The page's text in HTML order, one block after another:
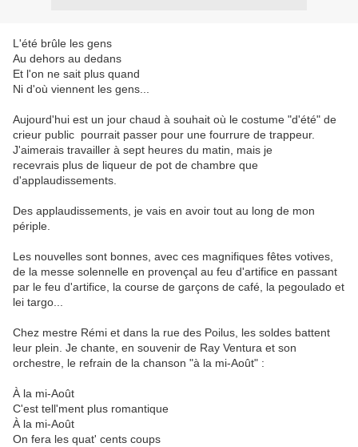
L'été brûle les gens
Au dehors au dedans
Et l'on ne sait plus quand
Ni d'où viennent les gens...
Aujourd'hui est un jour chaud à souhait où le costume "d'été" de
crieur public pourrait passer pour une fourrure de trappeur.
J'aimerais travailler à sept heures du matin, mais je
recevrais plus de liqueur de pot de chambre que
d'applaudissements.
Des applaudissements, je vais en avoir tout au long de mon
périple.
Les nouvelles sont bonnes, avec ces magnifiques fêtes votives,
de la messe solennelle en provençal au feu d'artifice en passant
par le feu d'artifice, la course de garçons de café, la pegoulado et
lei targo...
Chez mestre Rémi et dans la rue des Poilus, les soldes battent
leur plein. Je chante, en souvenir de Ray Ventura et son
orchestre, le refrain de la chanson "à la mi-Août" :
À la mi-Août
C'est tell'ment plus romantique
À la mi-Août
On fera les quat' cents coups